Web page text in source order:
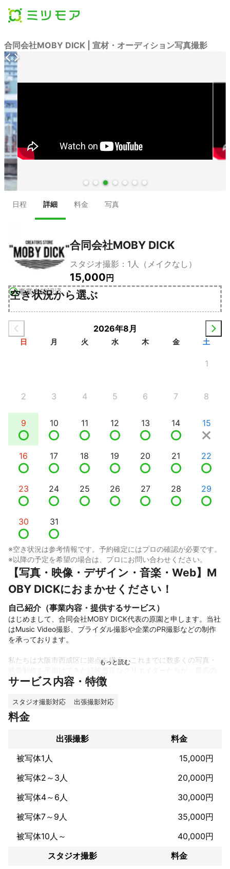
合同会社MOBY DICK | 宣材・オーディション写真撮影
● ● ● ● ● ● ●
日程 詳細 料金 写真
事業者確認済
合同会社MOBY DICK
スタジオ撮影：1人（メイクなし）
15,000円
空き状況から選ぶ
2026年8月
日 月 火 水 木 金 土
1
2 3 4 5 6 7 8
9 10 11 12 13 14 15
16 17 18 19 20 21 22
23 24 25 26 27 28 29
30 31
※空き状況は参考情報です。予約確定にはプロの確認が必要です。
※以降の予定を希望の場合は、プロにお問い合わせください。
【写真・映像・デザイン・音楽・Web】M
OBY DICKにおまかせください！
自己紹介（事業内容・提供するサービス）
はじめまして、合同会社MOBY DICK代表の原園と申します。当社
はMusic Video撮影、ブライダル撮影や企業のPR撮影などの制作
を承っております。
私たちは大阪市西成区に拠点を構え、これまでに数多くの写真・
作品に仕上げます。制作費用は幅広く設定しており、お客様に合
私たちの強みは、写真・映像制作だけでなく、デザイン制作、音
楽制作、Web制作など、様々なクリエイティブな事業をおこなっ
イティブな作品を生み出すことが可能です。
ご相談や見積もりについては、お気軽にご連絡ください。
合同会社MOBY DICKをよろしくお願いします。
これまでの実績
【映像制作実績】
s』のpachae - [ハツがハツラツ] のMusic Videoを制作。
ビーセゾン - [偽り切ないな]、tonerico - [NEW RECORD!!]、POP
サービス内容・特徴
スタジオ撮影対応 出張撮影対応
料金
出張撮影
料金
被写体1人
15,000円
被写体2～3人
20,000円
被写体4～6人
30,000円
被写体7～9人
35,000円
被写体10人～
40,000円
スタジオ撮影
料金